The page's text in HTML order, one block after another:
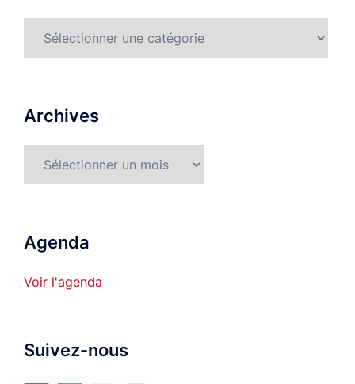
détaillées
Archives
Agenda
Voir l'agenda
Suivez-nous